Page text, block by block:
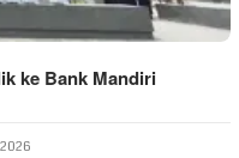
ke Bank Mandiri